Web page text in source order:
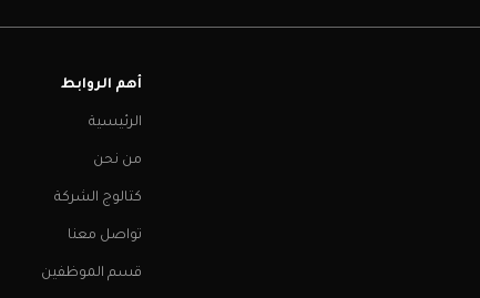
أهم الروابط
الرئيسية
من نحن
كتالوج الشركة
تواصل معنا
قسم الموظفين